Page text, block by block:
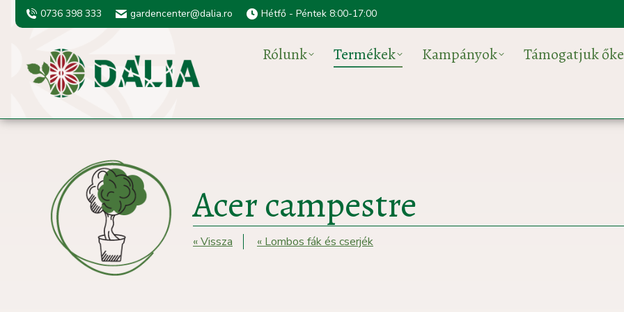
0736 398 333 gardencenter@dalia.ro Hétfő - Péntek 8:00-17:00
Rólunk Termékek Kampányok Támogatjuk
Acer campestre
« Vissza « Lombos fák és cserjék